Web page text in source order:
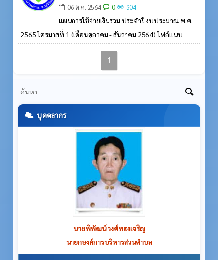
06 ต.ค. 2564 0 604
แผนการใช้จ่ายเงินรวม ประจำปีงบประมาณ พ.ศ.
2565 ไตรมาสที่ 1 (เดือนตุลาคม - ธันวาคม 2564) ไฟล์แนบ
1
บุคคลากร
นายวรศักดิ์ วงศ์ทองเจริญ
รองนายกองค์การบริหารส่วนตำบล หน่วยงานภายใต้การกำกับ
ดูแล สำนักปลัด